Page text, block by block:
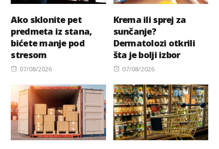
Ako sklonite pet
predmeta iz stana,
bićete manje pod
stresom
Posted
07/08/2026
Krema ili sprej za
sunčanje?
Dermatolozi otkrili
šta je bolji izbor
Posted
07/08/2026